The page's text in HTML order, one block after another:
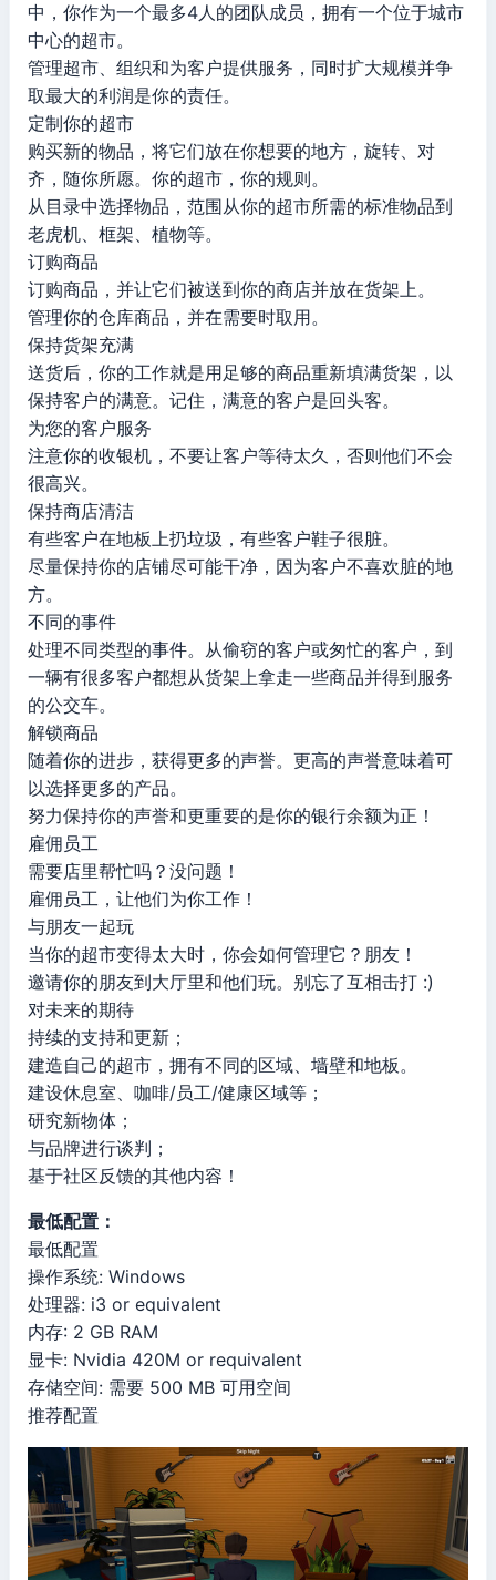
中，你作为一个最多4人的团队成员，拥有一个位于城市
中心的超市。
管理超市、组织和为客户提供服务，同时扩大规模并争
取最大的利润是你的责任。
定制你的超市
购买新的物品，将它们放在你想要的地方，旋转、对
齐，随你所愿。你的超市，你的规则。
从目录中选择物品，范围从你的超市所需的标准物品到
老虎机、框架、植物等。
订购商品
订购商品，并让它们被送到你的商店并放在货架上。
管理你的仓库商品，并在需要时取用。
保持货架充满
送货后，你的工作就是用足够的商品重新填满货架，以
保持客户的满意。记住，满意的客户是回头客。
为您的客户服务
注意你的收银机，不要让客户等待太久，否则他们不会
很高兴。
保持商店清洁
有些客户在地板上扔垃圾，有些客户鞋子很脏。
尽量保持你的店铺尽可能干净，因为客户不喜欢脏的地
方。
不同的事件
处理不同类型的事件。从偷窃的客户或匆忙的客户，到
一辆有很多客户都想从货架上拿走一些商品并得到服务
的公交车。
解锁商品
随着你的进步，获得更多的声誉。更高的声誉意味着可
以选择更多的产品。
努力保持你的声誉和更重要的是你的银行余额为正！
雇佣员工
需要店里帮忙吗？没问题！
雇佣员工，让他们为你工作！
与朋友一起玩
当你的超市变得太大时，你会如何管理它？朋友！
邀请你的朋友到大厅里和他们玩。别忘了互相击打 :)
对未来的期待
持续的支持和更新；
建造自己的超市，拥有不同的区域、墙壁和地板。
建设休息室、咖啡/员工/健康区域等；
研究新物体；
与品牌进行谈判；
基于社区反馈的其他内容！
最低配置：
最低配置
操作系统: Windows
处理器: i3 or equivalent
内存: 2 GB RAM
显卡: Nvidia 420M or requivalent
存储空间: 需要 500 MB 可用空间
推荐配置